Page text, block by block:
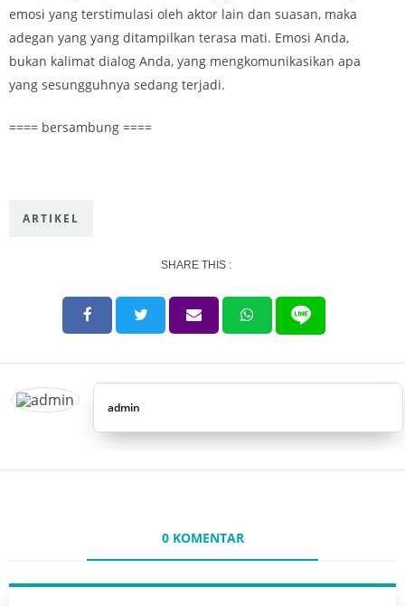
emosi yang terstimulasi oleh aktor lain dan suasan, maka
adegan yang yang ditampilkan terasa mati. Emosi Anda,
bukan kalimat dialog Anda, yang mengkomunikasikan apa
yang sesungguhnya sedang terjadi.
==== bersambung ====
ARTIKEL
SHARE THIS :
admin
0 KOMENTAR